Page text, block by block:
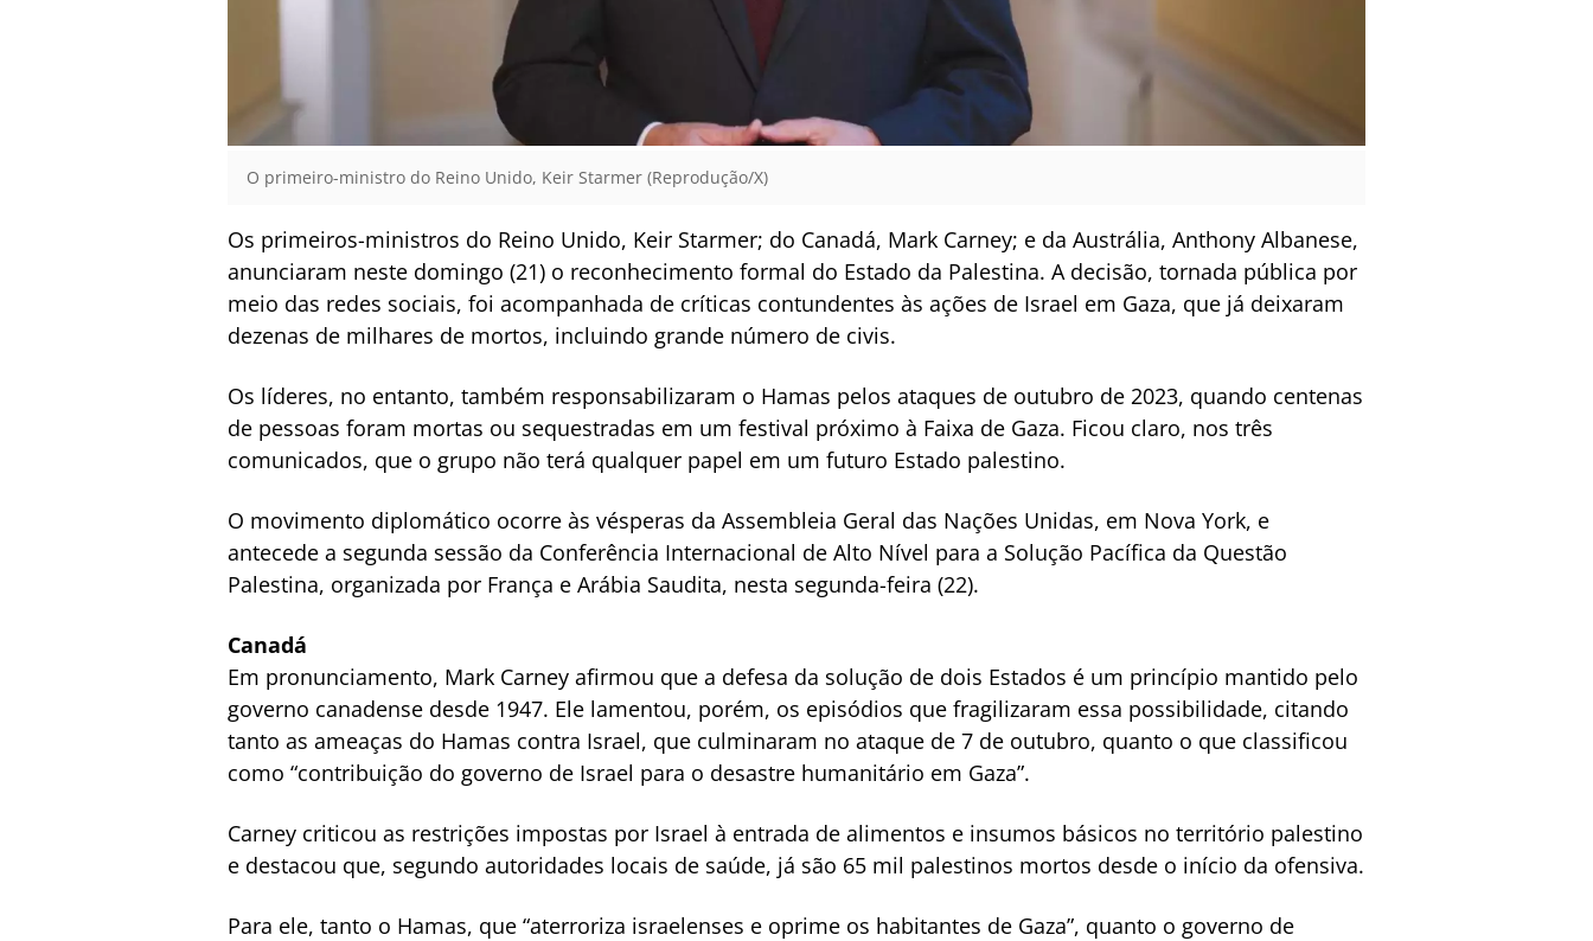
O primeiro-ministro do Reino Unido, Keir Starmer (Reprodução/X)
Os primeiros-ministros do Reino Unido, Keir Starmer; do Canadá, Mark Carney; e da Austrália, Anthony Albanese,
anunciaram neste domingo (21) o reconhecimento formal do Estado da Palestina. A decisão, tornada pública por
meio das redes sociais, foi acompanhada de críticas contundentes às ações de Israel em Gaza, que já deixaram
dezenas de milhares de mortos, incluindo grande número de civis.
Os líderes, no entanto, também responsabilizaram o Hamas pelos ataques de outubro de 2023, quando centenas
de pessoas foram mortas ou sequestradas em um festival próximo à Faixa de Gaza. Ficou claro, nos três
comunicados, que o grupo não terá qualquer papel em um futuro Estado palestino.
O movimento diplomático ocorre às vésperas da Assembleia Geral das Nações Unidas, em Nova York, e
antecede a segunda sessão da Conferência Internacional de Alto Nível para a Solução Pacífica da Questão
Palestina, organizada por França e Arábia Saudita, nesta segunda-feira (22).
Canadá
Em pronunciamento, Mark Carney afirmou que a defesa da solução de dois Estados é um princípio mantido pelo
governo canadense desde 1947. Ele lamentou, porém, os episódios que fragilizaram essa possibilidade, citando
tanto as ameaças do Hamas contra Israel, que culminaram no ataque de 7 de outubro, quanto o que classificou
como “contribuição do governo de Israel para o desastre humanitário em Gaza”.
Carney criticou as restrições impostas por Israel à entrada de alimentos e insumos básicos no território palestino
e destacou que, segundo autoridades locais de saúde, já são 65 mil palestinos mortos desde o início da ofensiva.
Para ele, tanto o Hamas, que “aterroriza israelenses e oprime os habitantes de Gaza”, quanto o governo de